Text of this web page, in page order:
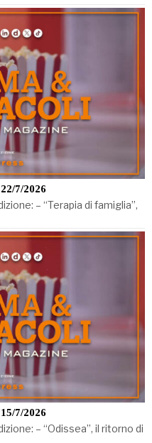
7/2026
– “Terapia di famiglia”,
7/2026
– “Odissea”, il ritorno di